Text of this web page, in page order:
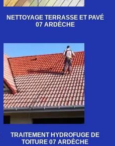
NETTOYAGE TERRASSE ET PAVÉ
07 ARDÈCHE
TRAITEMENT HYDROFUGE DE
TOITURE 07 ARDÈCHE